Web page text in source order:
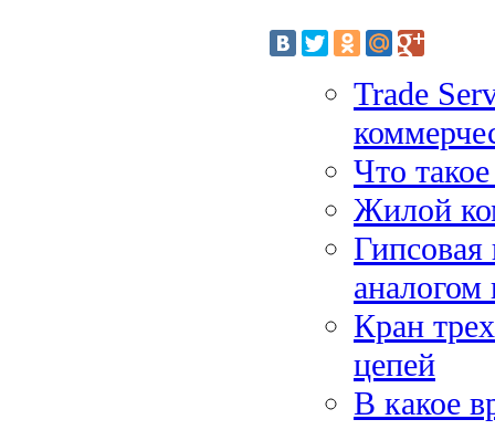
Trade
Что
Жилой
аналогом
Кран
цепей
В какое